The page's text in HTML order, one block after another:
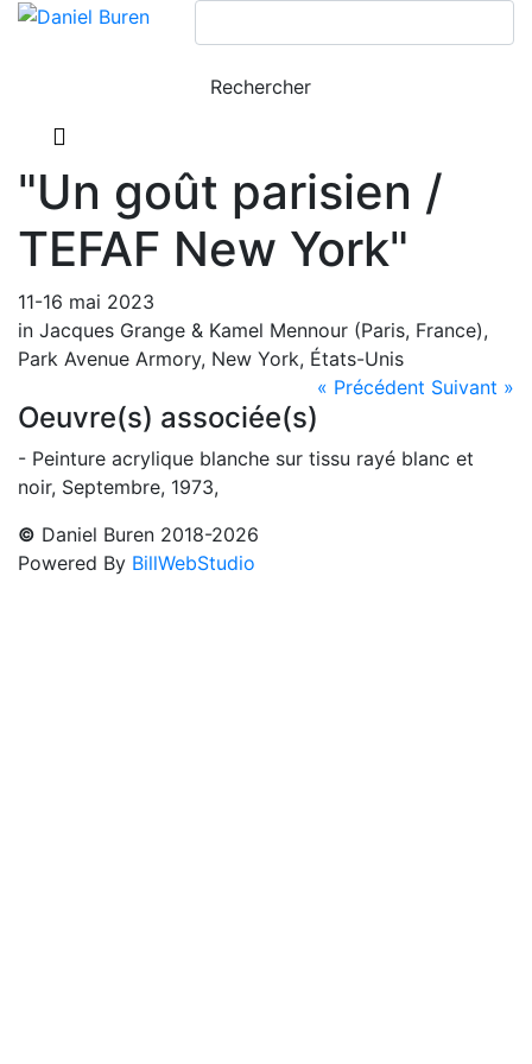
"Un goût parisien /
TEFAF New York"
11-16 mai 2023
in Jacques Grange & Kamel Mennour (Paris, France),
Park Avenue Armory, New York, États-Unis
« Précédent Suivant »
Oeuvre(s) associée(s)
- Peinture acrylique blanche sur tissu rayé blanc et
noir, Septembre, 1973,
© Daniel Buren 2018-2026
Powered By BillWebStudio